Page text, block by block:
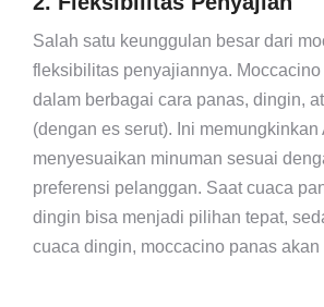
Salah satu keunggulan besar dari
fleksibilitas penyajiannya.
dalam berbagai cara panas, dingin,
(dengan es serut). Ini memungkinkan
menyesuaikan minuman sesuai
preferensi pelanggan. Saat cuaca
dingin bisa menjadi pilihan tepat,
cuaca dingin, moccacino panas